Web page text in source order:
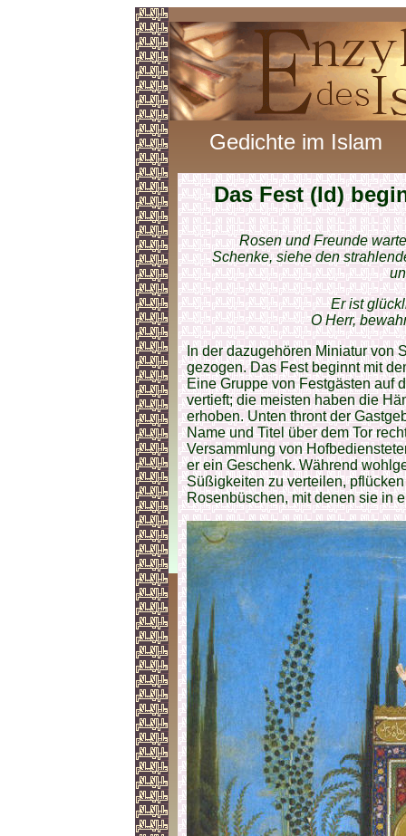
Gedichte im Islam
Das Fest (Id)
Rosen und Freunde
Schenke, siehe den
Er ist
O Herr,
In der dazugehören Miniatur von
gezogen. Das Fest beginnt mit
Eine Gruppe von Festgästen auf
vertieft; die meisten haben die
erhoben. Unten thront der
Name und Titel über dem Tor
Versammlung von
er ein Geschenk. Während
Süßigkeiten zu verteilen,
Rosenbüschen, mit denen sie in